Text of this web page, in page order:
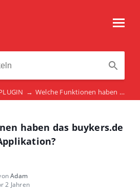
→ Welche Funktionen haben das buykers.de Plugin und die Applikation?
haben das buykers.de
Adam
2 Jahren